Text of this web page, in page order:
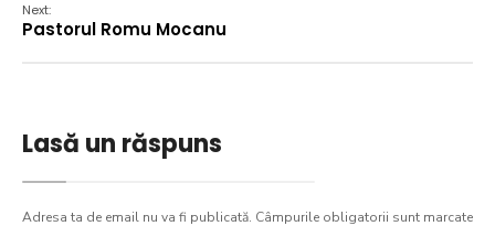
Next:
Pastorul Romu Mocanu
Lasă un răspuns
Adresa ta de email nu va fi publicată. Câmpurile obligatorii sunt marcate